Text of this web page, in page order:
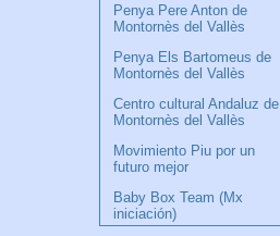
Penya Pere Anton de
Montornès del Vallès
Penya Els Bartomeus de
Montornès del Vallès
Centro cultural Andaluz de
Montornès del Vallès
Movimiento Piu por un
futuro mejor
Baby Box Team (Mx
iniciación)